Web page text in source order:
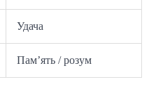
Удача
Пам’ять / розум